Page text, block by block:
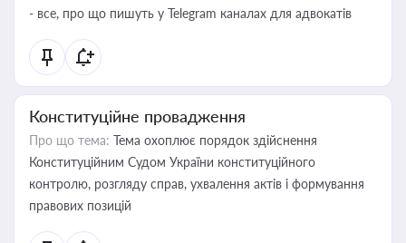
- все, про що пишуть у Telegram каналах для адвокатів
Конституційне провадження
Про що тема: Тема охоплює порядок здійснення
Конституційним Судом України конституційного
контролю, розгляду справ, ухвалення актів і формування
правових позицій